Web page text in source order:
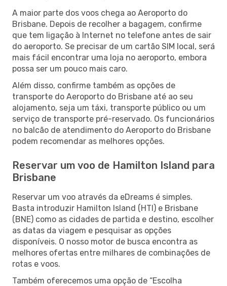
A maior parte dos voos chega ao Aeroporto do
Brisbane. Depois de recolher a bagagem, confirme
que tem ligação à Internet no telefone antes de sair
do aeroporto. Se precisar de um cartão SIM local, será
mais fácil encontrar uma loja no aeroporto, embora
possa ser um pouco mais caro.
Além disso, confirme também as opções de
transporte do Aeroporto do Brisbane até ao seu
alojamento, seja um táxi, transporte público ou um
serviço de transporte pré-reservado. Os funcionários
no balcão de atendimento do Aeroporto do Brisbane
podem recomendar as melhores opções.
Reservar um voo de Hamilton Island para
Brisbane
Reservar um voo através da eDreams é simples.
Basta introduzir Hamilton Island (HTI) e Brisbane
(BNE) como as cidades de partida e destino, escolher
as datas da viagem e pesquisar as opções
disponíveis. O nosso motor de busca encontra as
melhores ofertas entre milhares de combinações de
rotas e voos.
Também oferecemos uma opção de “Escolha